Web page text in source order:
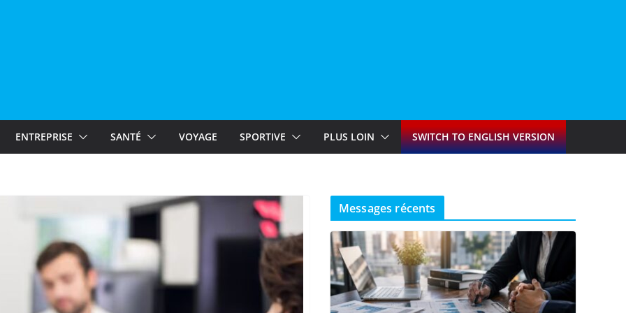
ENTREPRISE SANTÉ VOYAGE SPORTIVE PLUS LOIN SWITCH TO ENGLISH VERSION
Messages récents